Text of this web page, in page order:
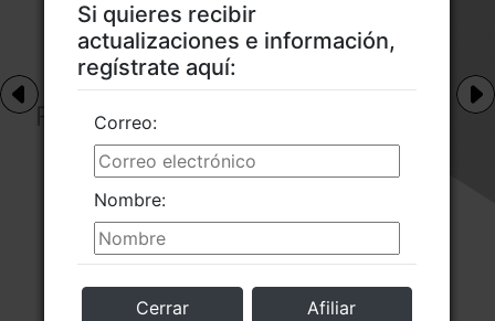
Si quieres recibir
actualizaciones e información,
regístrate aquí:
Nombre:
Correo:
Cerrar Afiliar